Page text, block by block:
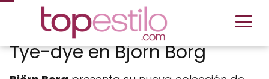
Tye-dye en Björn Borg